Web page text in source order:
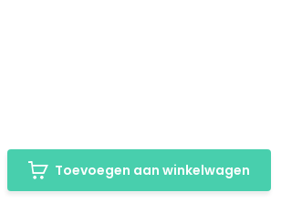
Toevoegen aan winkelwagen